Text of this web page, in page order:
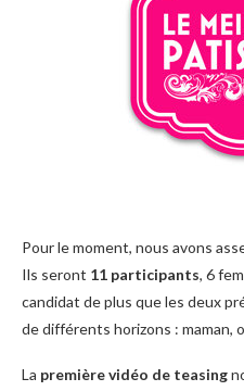
Pour le moment, nous avons
Ils seront 11 participants, 6
candidat de plus que les deux
de différents horizons : maman,
La première vidéo de teasing